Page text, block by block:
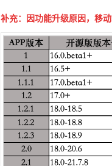
补充：因功能升级原因，移